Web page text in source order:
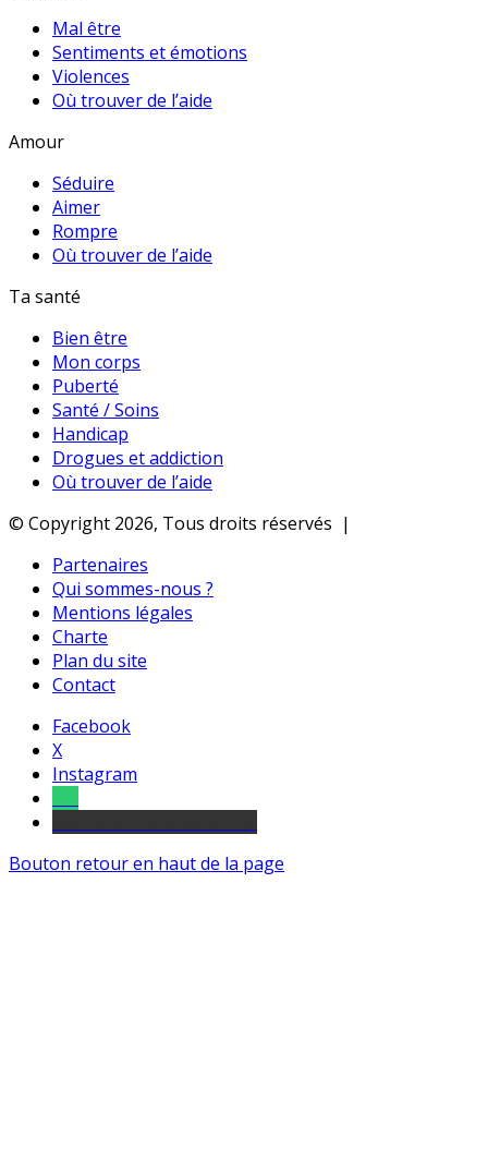
Mal être
Sentiments et émotions
Violences
Où trouver de l’aide
Amour
Séduire
Aimer
Rompre
Où trouver de l’aide
Ta santé
Bien être
Mon corps
Puberté
Santé / Soins
Handicap
Drogues et addiction
Où trouver de l’aide
© Copyright 2026, Tous droits réservés |
Partenaires
Qui sommes-nous ?
Mentions légales
Charte
Plan du site
Contact
Facebook
X
Instagram
Bouton retour en haut de la page